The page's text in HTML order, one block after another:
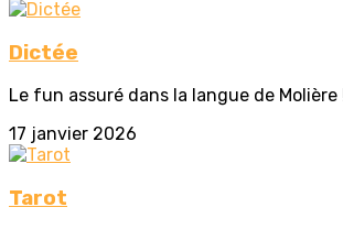
Dictée
Le fun assuré dans la langue de
17 janvier 2026
Tarot